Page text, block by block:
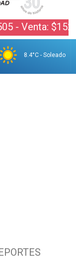
$1525 |
8.4°C - Soleado